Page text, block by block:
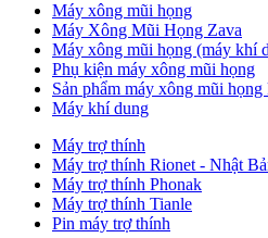
Máy xông mũi họng
Máy Xông Mũi Họng Zava
Máy xông mũi họng (máy khí
Phụ kiện máy xông mũi họng
Sản phẩm máy xông mũi họng
Máy khí dung
Máy trợ thính
Máy trợ thính Rionet - Nhật
Máy trợ thính Phonak
Máy trợ thính Tianle
Pin máy trợ thính